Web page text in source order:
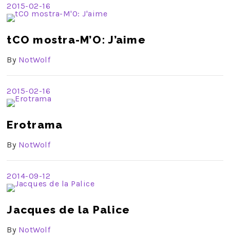
2015-02-16
tCO mostra-M’O: J’aime
By NotWolf
2015-02-16
Erotrama
By NotWolf
2014-09-12
Jacques de la Palice
By NotWolf